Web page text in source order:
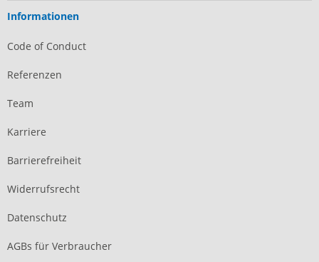
Informationen
Code of Conduct
Referenzen
Team
Karriere
Barrierefreiheit
Widerrufsrecht
Datenschutz
AGBs für Verbraucher